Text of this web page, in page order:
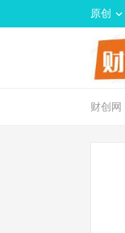
原创
财创网